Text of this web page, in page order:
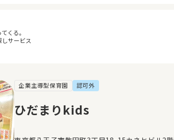
くる。
サービス
マイページ
閲覧履歴
お気に入り
企業主導型保育園 認可外
ひだまりkids